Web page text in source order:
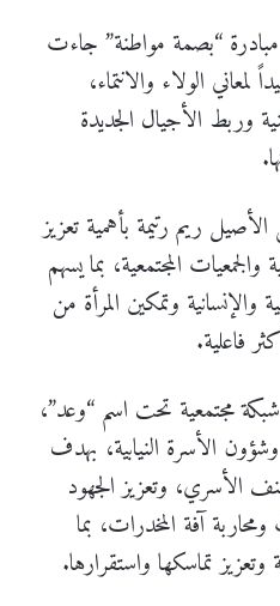
“بصمة مواطنة” جاءت
الولاء والانتماء،
وربط الأجيال الجديدة
ريم رتيمة بأهمية تعزيز
المجتمعية، بما يسهم
والإنسانية وتمكين المرأة من
فاعلية.
مجتمعية تحت اسم “وعد”،
الأسرة النيابية، بهدف
الأسري، وتعزيز الجهود
آفة المخدرات، بما
تماسكها واستقرارها.